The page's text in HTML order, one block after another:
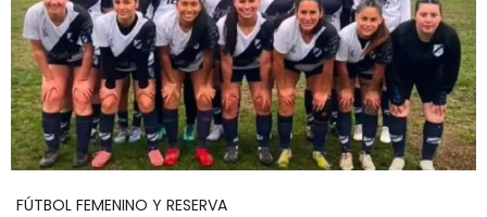
FÚTBOL FEMENINO Y RESERVA